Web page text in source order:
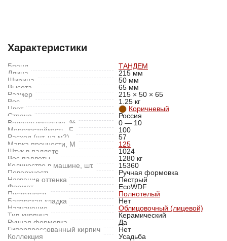
Характеристики
Бренд
ТАНДЕМ
Длина
215 мм
Ширина
50 мм
Высота
65 мм
Размер
215 × 50 × 65
Вес
1.25 кг
Цвет
Коричневый
Страна
Россия
Водопоглощение, %
0 — 10
Морозостойкость, F
100
Расход (шт. на м2)
57
Марка прочности, M
125
Штук в паллете
1024
Вес паллеты
1280 кг
Количество в машине, шт.
15360
Поверхность
Ручная формовка
Название оттенка
Пестрый
Формат
EcoWDF
Пустотность
Полнотелый
Баварская кладка
Нет
Назначение
Облицовочный (лицевой)
Тип кирпича
Керамический
Ручная формовка
Да
Гиперпрессованный кирпич
Нет
Коллекция
Усадьба